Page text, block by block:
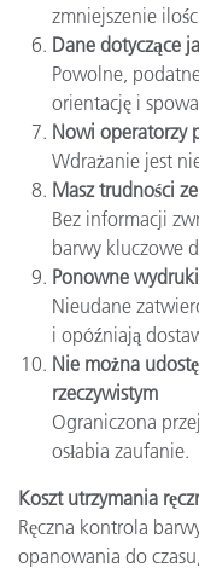
zmniejszenie
Dane dotyczące
Powolne,
orientację i
Nowi operatorzy
Wdrażanie jest
Masz trudności
Bez informacji
barwy kluczowe
Ponowne
Nieudane
i opóźniają
Nie można
rzeczywistym
Ograniczona
osłabia zaufanie.
Koszt utrzymania
Ręczna kontrola
opanowania do